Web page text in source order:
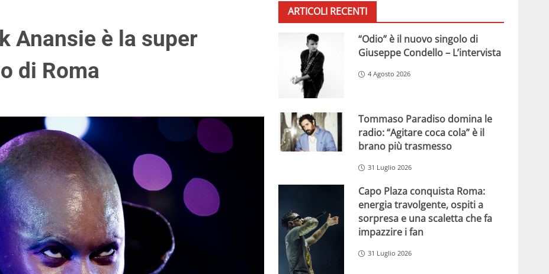
Anansie è la super
di Roma
ARTICOLI RECENTI
“Odio” è il nuovo singolo di
Giuseppe Condello – L’intervista
4 Agosto 2026
Tommaso Paradiso domina le
radio: “Agitare coca cola” è il
brano più trasmesso
31 Luglio 2026
Capo Plaza conquista Roma:
energia travolgente, ospiti a
sorpresa e una scaletta che fa
impazzire i fan
31 Luglio 2026